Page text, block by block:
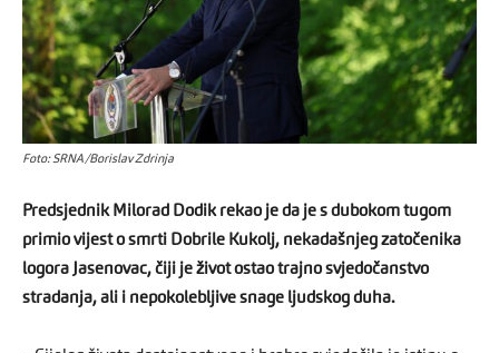
Foto: SRNA/Borislav Zdrinja
Predsjednik Milorad Dodik rekao je da je s dubokom tugom
primio vijest o smrti Dobrile Kukolj, nekadašnjeg zatočenika
logora Jasenovac, čiji je život ostao trajno svjedočanstvo
stradanja, ali i nepokolebljive snage ljudskog duha.